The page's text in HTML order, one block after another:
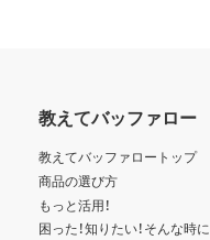
教えてバッファロー
教えてバッファロートップ
商品の選び方
もっと活用！
困った！知りたい！そんな時に